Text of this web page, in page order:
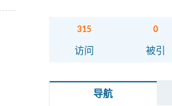
315
访问
0
被引
导航